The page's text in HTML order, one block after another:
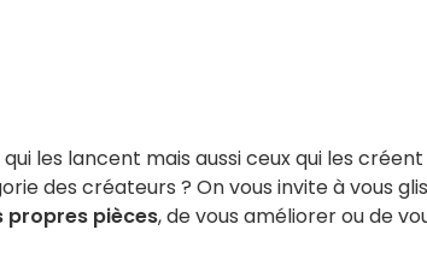
qui les lancent mais aussi ceux qui les créent
des créateurs ? On vous invite à vous
propres pièces, de vous améliorer ou de